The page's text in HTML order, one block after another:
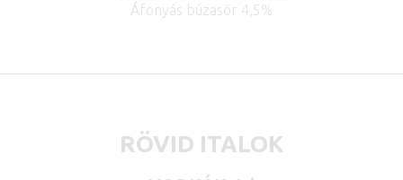
Áfonyás búzasör 4,5%
RÖVID ITALOK